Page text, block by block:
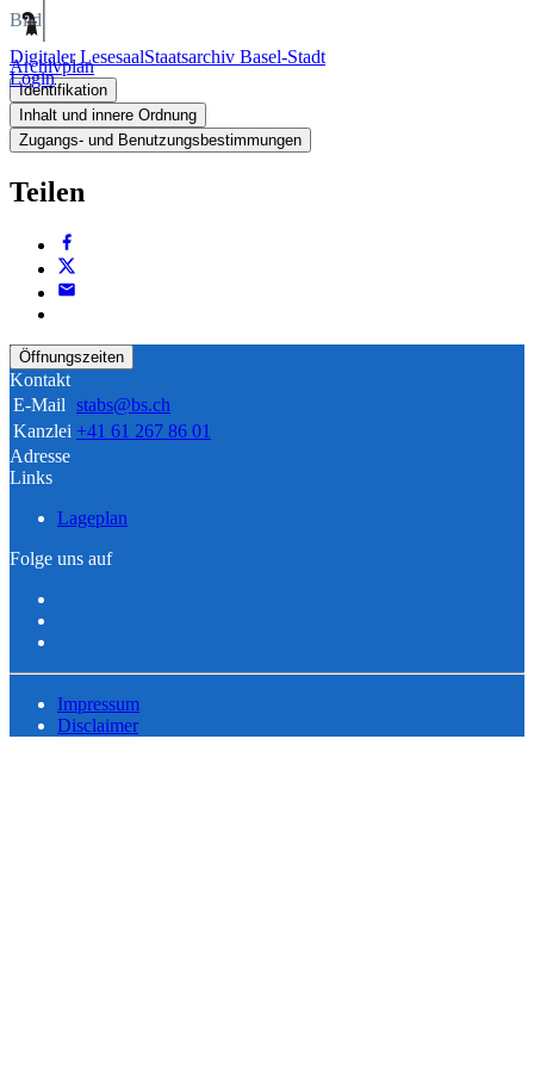
Digitaler LesesaalStaatsarchiv Basel-Stadt
Login
Bild
Archivplan
Identifikation
Inhalt und innere Ordnung
Zugangs- und Benutzungsbestimmungen
Teilen
Öffnungszeiten
Kontakt
E-Mail stabs@bs.ch
Kanzlei +41 61 267 86 01
Adresse
Links
Lageplan
Folge uns auf
Impressum
Disclaimer